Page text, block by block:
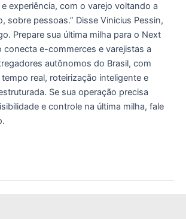
experiência, com o varejo voltando a
sobre pessoas.” Disse Vinicius Pessin,
Prepare sua última milha para o Next
conecta e-commerces e varejistas a
autônomos do Brasil, com
real, roteirização inteligente e
Se sua operação precisa
e controle na última milha, fale